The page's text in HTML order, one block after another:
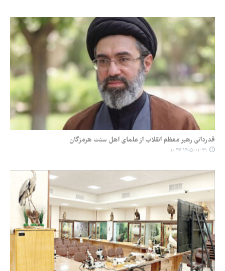
قدردانی رهبر معظم انقلاب از علمای اهل سنت هرمزگان
۱۴۰۵-۰۱-۳۱ ۱۰:۴۶